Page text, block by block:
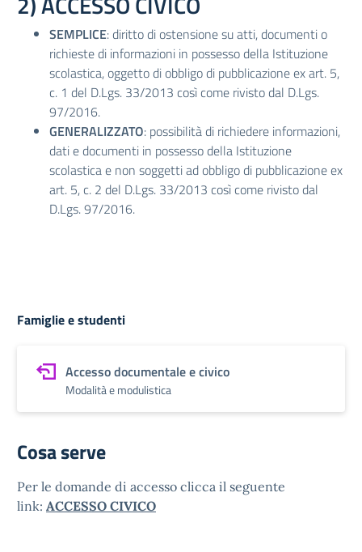
SEMPLICE: diritto di ostensione su atti, documenti o
richieste di informazioni in possesso della Istituzione
scolastica, oggetto di obbligo di pubblicazione ex art. 5,
c. 1 del D.Lgs. 33/2013 così come rivisto dal D.Lgs.
97/2016.
GENERALIZZATO: possibilità di richiedere informazioni,
dati e documenti in possesso della Istituzione
scolastica e non soggetti ad obbligo di pubblicazione ex
art. 5, c. 2 del D.Lgs. 33/2013 così come rivisto dal
D.Lgs. 97/2016.
Famiglie e studenti
Accesso documentale e civico
Modalità e modulistica
Cosa serve
Per le domande di accesso clicca il seguente
link: ACCESSO CIVICO